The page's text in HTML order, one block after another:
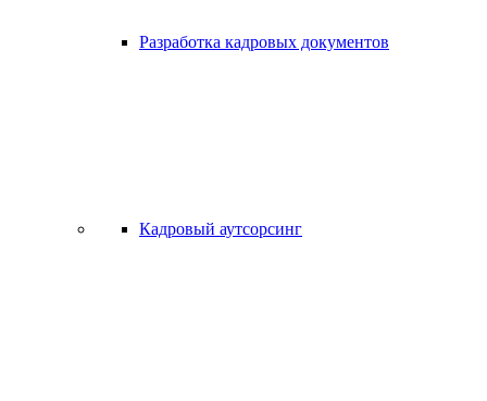
Разработка кадровых документов
Кадровый аутсорсинг